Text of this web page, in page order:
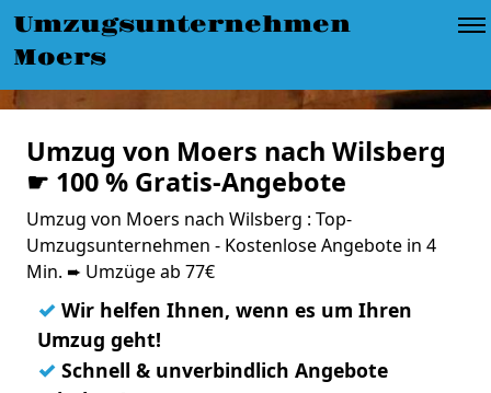
Umzugsunternehmen
Moers
Umzug von Moers nach Wilsberg
☛ 100 % Gratis-Angebote
Umzug von Moers nach Wilsberg : Top-
Umzugsunternehmen - Kostenlose Angebote in 4
Min. ➨ Umzüge ab 77€
✓ Wir helfen Ihnen, wenn es um Ihren
Umzug geht!
✓ Schnell & unverbindlich Angebote